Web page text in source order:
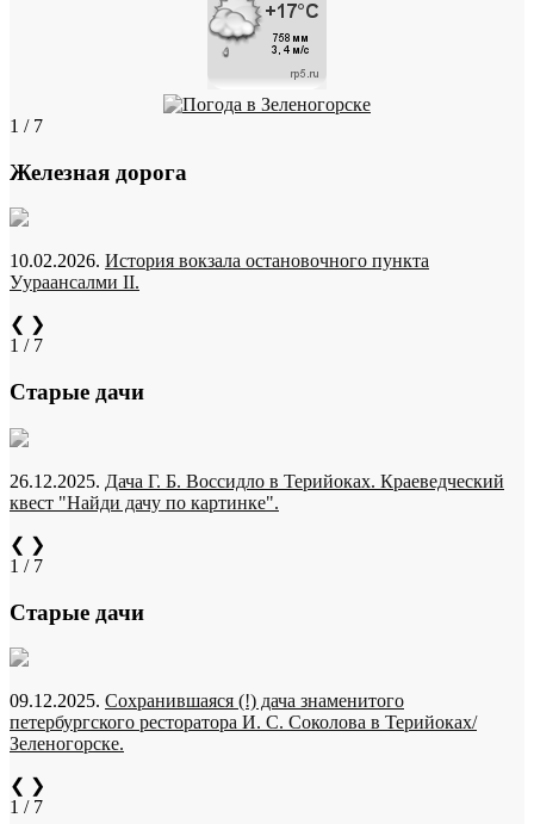
1 / 7
Железная дорога
10.02.2026. История вокзала остановочного пункта
Уураансалми II.
❮ ❯
1 / 7
Старые дачи
26.12.2025. Дача Г. Б. Воссидло в Терийоках. Краеведческий
квест "Найди дачу по картинке".
❮ ❯
1 / 7
Старые дачи
09.12.2025. Сохранившаяся (!) дача знаменитого
петербургского ресторатора И. С. Соколова в Терийоках/
Зеленогорске.
❮ ❯
1 / 7